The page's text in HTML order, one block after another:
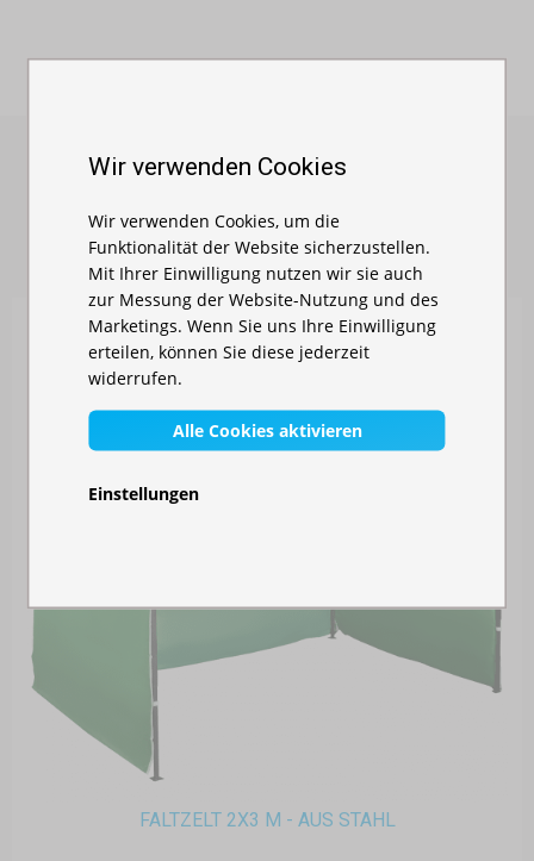
ÄHNLICHE PRODUKTE
FALTZELT 2X3 M - AUS STAHL
Wir verwenden Cookies
Wir verwenden Cookies, um die
Funktionalität der Website sicherzustellen.
Mit Ihrer Einwilligung nutzen wir sie auch
zur Messung der Website-Nutzung und des
Marketings. Wenn Sie uns Ihre Einwilligung
erteilen, können Sie diese jederzeit
widerrufen.
Alle Cookies aktivieren
Einstellungen